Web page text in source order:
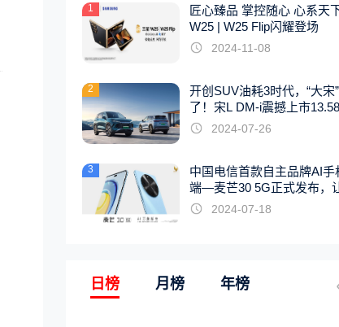
1
匠心臻品 掌控随心 心系天
W25 | W25 Flip闪耀登场
2024-11-08
2
开创SUV油耗3时代，“大宋
了！宋L DM-i震撼上市
起
2024-07-26
3
中国电信首款自主品牌AI手
端—麦芒30 5G正式发布，
触手可及2024-07-18
日榜 月榜 年榜